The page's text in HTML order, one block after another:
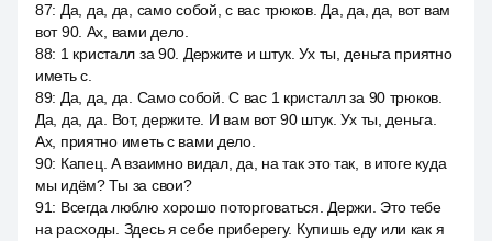
87: Да, да, да, само собой, с вас трюков. Да, да, да, вот вам
вот 90. Ах, вами дело.
88: 1 кристалл за 90. Держите и штук. Ух ты, деньга приятно
иметь с.
89: Да, да, да. Само собой. С вас 1 кристалл за 90 трюков.
Да, да, да. Вот, держите. И вам вот 90 штук. Ух ты, деньга.
Ах, приятно иметь с вами дело.
90: Капец. А взаимно видал, да, на так это так, в итоге куда
мы идём? Ты за свои?
91: Всегда люблю хорошо поторговаться. Держи. Это тебе
на расходы. Здесь я себе приберегу. Купишь еду или как я